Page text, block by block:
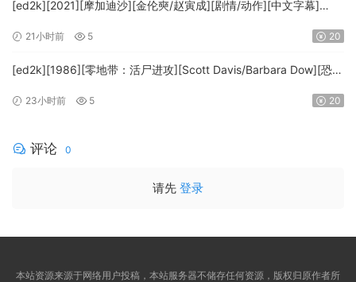
[ed2k][2021][摩加迪沙][金伦奭/赵寅成][剧情/动作][中文字幕]
21小时前 5 20
[ed2k][1986][零地带：活尸进攻][Scott Davis/Barbara Dow][恐
MTeam]
23小时前 5 20
评论 0
请先 登录
本站资源来源于网络用户投稿，本站服务器不储存任何资源，版权归原作者所